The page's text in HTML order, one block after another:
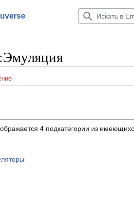
панель
:Эмуляция
4 подкатегории из